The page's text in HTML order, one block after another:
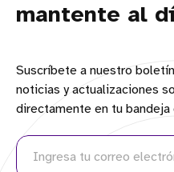
mantente al
Suscríbete a nuestro
noticias y actualizaciones
directamente en tu bandeja